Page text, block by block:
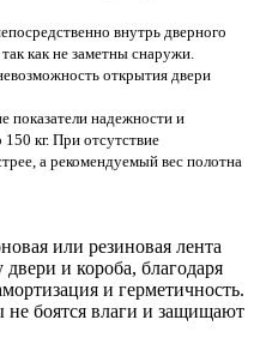
внутрь дверного
как не заметны снаружи.
открытия двери
показатели надежности и
кг. При отсутствие
а рекомендуемый вес полотна
или резиновая лента
и короба, благодаря
и герметичность.
боятся влаги и защищают